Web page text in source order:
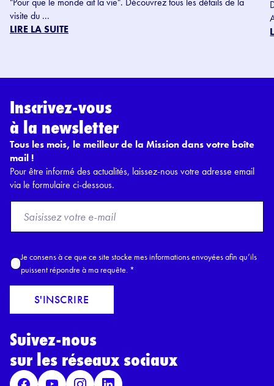
visite du ...
LIRE LA SUITE
Inscrivez-vous
à la newsletter
Tous les mois, le meilleur de la Mission dans votre boîte
mail !
Pour être informé des actualités, laissez-nous votre adresse email
via le formulaire ci-dessous.
o
E
m
a
l
A
c
c
R
P
D
Je consens à ce que ce site stocke mes informations envoyées afin qu’ils
puissent répondre à ma requête. *
S'INSCRIRE
Suivez-nous
sur les réseaux sociaux